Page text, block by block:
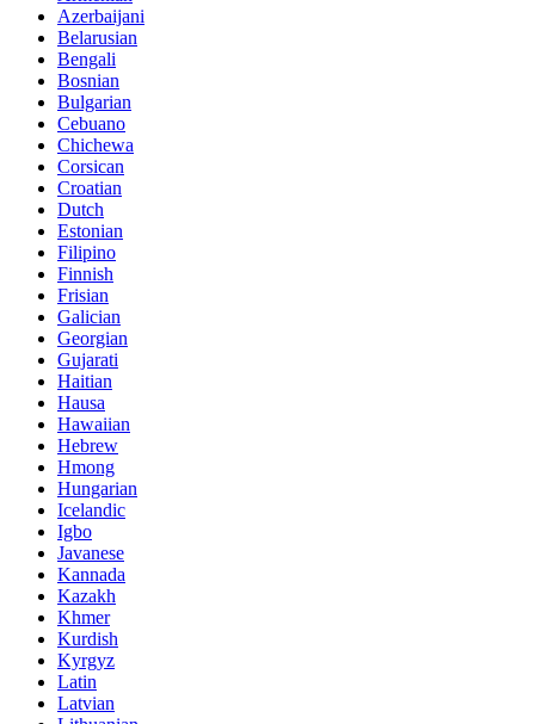
Azerbaijani
Belarusian
Bengali
Bosnian
Bulgarian
Cebuano
Chichewa
Corsican
Croatian
Dutch
Estonian
Filipino
Finnish
Frisian
Galician
Georgian
Gujarati
Haitian
Hausa
Hawaiian
Hebrew
Hmong
Hungarian
Icelandic
Igbo
Javanese
Kannada
Kazakh
Khmer
Kurdish
Kyrgyz
Latin
Latvian